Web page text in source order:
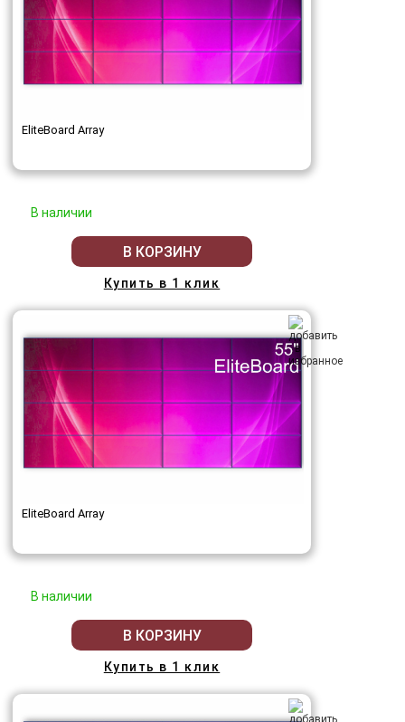
EliteBoard Array
В наличии
В КОРЗИНУ
Купить в 1 клик
EliteBoard Array
В наличии
В КОРЗИНУ
Купить в 1 клик